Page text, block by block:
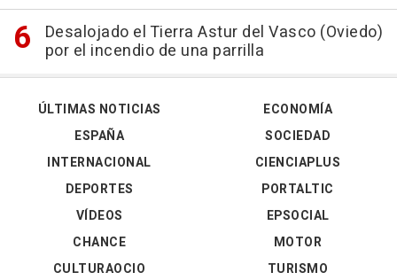
Desalojado el Tierra Astur del Vasco (Oviedo)
por el incendio de una parrilla
ÚLTIMAS NOTICIAS
ESPAÑA
INTERNACIONAL
DEPORTES
VÍDEOS
ECONOMÍA
SOCIEDAD
CIENCIAPLUS
PORTALTIC
EPSOCIAL
CHANCE
CULTURAOCIO
MOTOR
TURISMO